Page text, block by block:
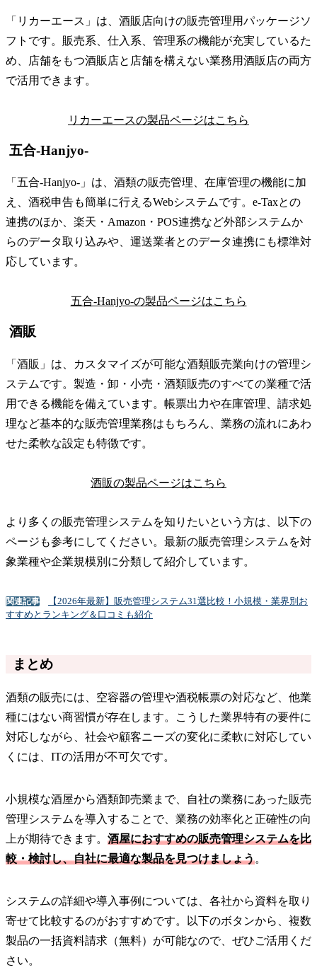
「リカーエース」は、酒販店向けの販売管理用パッケージソ
フトです。販売系、仕入系、管理系の機能が充実しているた
め、店舗をもつ酒販店と店舗を構えない業務用酒販店の両方
で活用できます。
リカーエースの製品ページはこちら
五合-Hanjyo-
「五合-Hanjyo-」は、酒類の販売管理、在庫管理の機能に加
え、酒税申告も簡単に行えるWebシステムです。e-Taxとの
連携のほか、楽天・Amazon・POS連携など外部システムか
らのデータ取り込みや、運送業者とのデータ連携にも標準対
応しています。
五合-Hanjyo-の製品ページはこちら
酒販
「酒販」は、カスタマイズが可能な酒類販売業向けの管理シ
ステムです。製造・卸・小売・酒類販売のすべての業種で活
用できる機能を備えています。帳票出力や在庫管理、請求処
理など基本的な販売管理業務はもちろん、業務の流れにあわ
せた柔軟な設定も特徴です。
酒販の製品ページはこちら
より多くの販売管理システムを知りたいという方は、以下の
ページも参考にしてください。最新の販売管理システムを対
象業種や企業規模別に分類して紹介しています。
関連記事
【2026年最新】販売管理システム31選比較！小規模・業界別お
すすめとランキング＆口コミも紹介
まとめ
酒類の販売には、空容器の管理や酒税帳票の対応など、他業
種にはない商習慣が存在します。こうした業界特有の要件に
対応しながら、社会や顧客ニーズの変化に柔軟に対応してい
くには、ITの活用が不可欠です。
小規模な酒屋から酒類卸売業まで、自社の業務にあった販売
管理システムを導入することで、業務の効率化と正確性の向
上が期待できます。 酒屋におすすめの販売管理システムを比
較・検討し、自社に最適な製品を見つけましょう。
システムの詳細や導入事例については、各社から資料を取り
寄せて比較するのがおすすめです。以下のボタンから、複数
製品の一括資料請求（無料）が可能なので、ぜひご活用くだ
さい。